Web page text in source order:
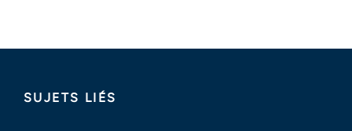
SUJETS LIÉS